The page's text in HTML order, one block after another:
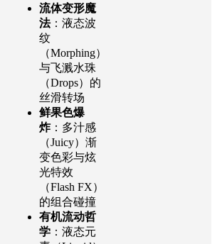
流体变形魔
法：液态波
纹
（Morphing）
与飞溅水珠
（Drops）的
丝滑转场
鲜果色爆
炸：多汁感
（Juicy）渐
变色彩与炫
光特效
（Flash FX）
的组合碰撞
有机流动哲
学 ：液态元